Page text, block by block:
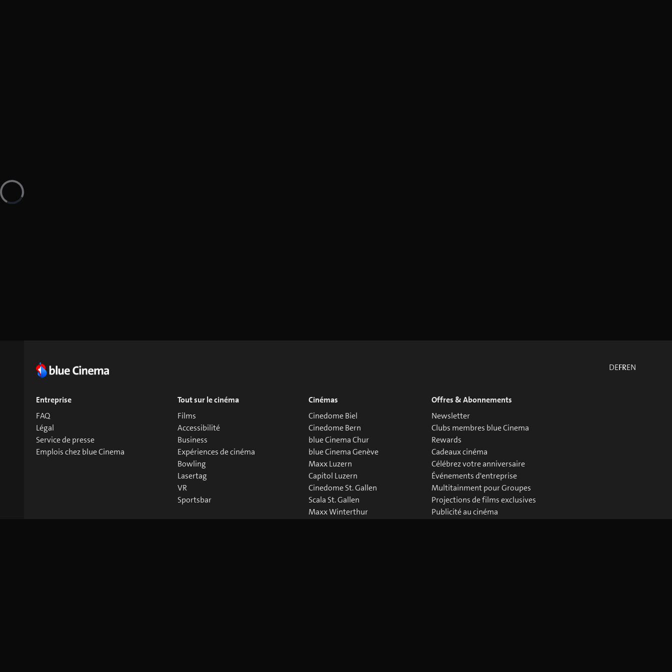
DEFREN
Entreprise
FAQ
Légal
Service de presse
Emplois chez blue Cinema
Tout sur le cinéma
Films
Accessibilité
Business
Expériences de cinéma
Bowling
Lasertag
VR
Sportsbar
Cinémas
Cinedome Biel
Cinedome Bern
blue Cinema Chur
blue Cinema Genève
Maxx Luzern
Capitol Luzern
Cinedome St. Gallen
Scala St. Gallen
Maxx Winterthur
Offres & Abonnements
Newsletter
Clubs membres blue Cinema
Rewards
Cadeaux cinéma
Célébrez votre anniversaire
Événements d'entreprise
Multitainment pour Groupes
Projections de films exclusives
Publicité au cinéma